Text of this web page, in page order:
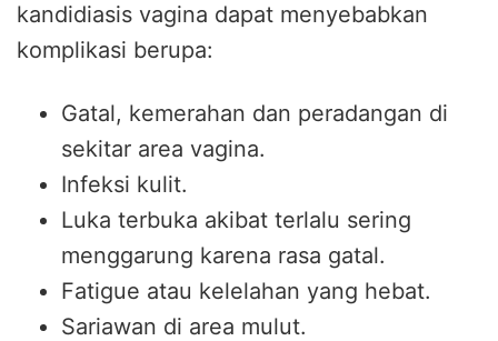
kandidiasis vagina dapat menyebabkan
komplikasi berupa:
Gatal, kemerahan dan peradangan di
sekitar area vagina.
Infeksi kulit.
Luka terbuka akibat terlalu sering
menggarung karena rasa gatal.
Fatigue atau kelelahan yang hebat.
Sariawan di area mulut.